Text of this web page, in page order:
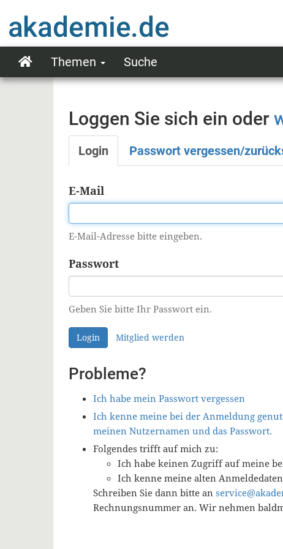
zum
Inhalt
Main
Themen Suche
Loggen Sie sich ein oder
Primäre
Reiter
Login Passwort vergessen/
E-Mail
E-Mail-Adresse bitte eingeben.
Passwort
Geben Sie bitte Ihr Passwort ein.
Login Mitglied werden
Probleme?
Ich habe mein Passwort vergessen
Ich kenne meine bei der Anmeldung
meinen Nutzernamen und das Passwort.
Folgendes trifft auf mich zu:
Ich habe keinen Zugriff auf meine
Ich kenne meine alten
Schreiben Sie dann bitte an
Rechnungsnummer an. Wir nehmen